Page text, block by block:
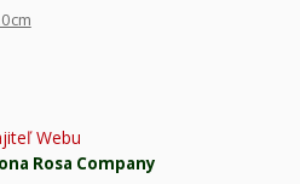
Webu
Rosa Company